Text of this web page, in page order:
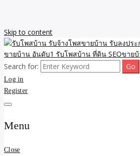
Skip to content
รับโพสบ้าน รับจ้
บ้าน รับลงประก
รับลงเว็บขายบ้า
รับโพสบ้าน ที่ดิน
รับจ้างโพสขายบ้าน รับลงเว็บขายบ้าน รับโพ
บ้าน โพสบ้าน ขายที่ดิน SEO อสังหา ราคาถูก
Search for:
Log in
Register
Menu
Close